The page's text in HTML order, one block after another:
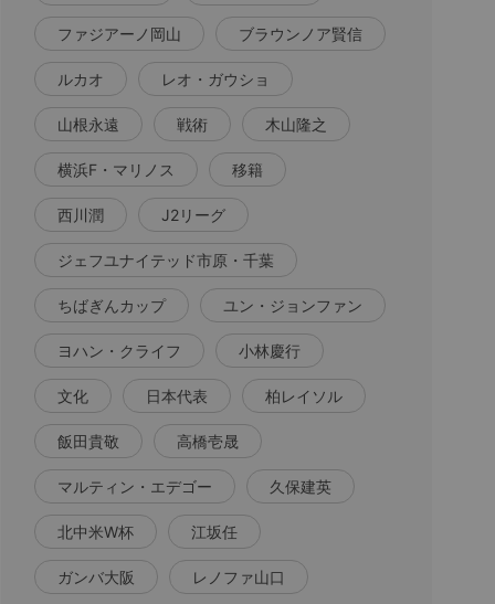
ファジアーノ岡山 ブラウンノア賢信
ルカオ レオ・ガウショ
山根永遠 戦術 木山隆之
横浜F・マリノス 移籍
西川潤 J2リーグ
ジェフユナイテッド市原・千葉
ちばぎんカップ ユン・ジョンファン
ヨハン・クライフ 小林慶行
文化 日本代表 柏レイソル
飯田貴敬 高橋壱晟
マルティン・エデゴー 久保建英
北中米W杯 江坂任
ガンバ大阪 レノファ山口